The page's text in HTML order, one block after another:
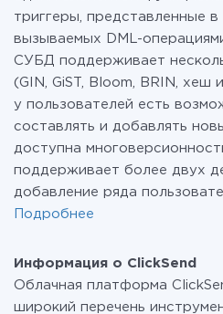
триггеры, представленные в
вызываемых DML-
СУБД поддерживает
(GIN, GiST, Bloom, BRIN, хеш
у пользователей есть
составлять и добавлять
доступна
поддерживает более двух
добавление ряда
Подробнее
Информация о ClickSend
Облачная платформа
широкий перечень